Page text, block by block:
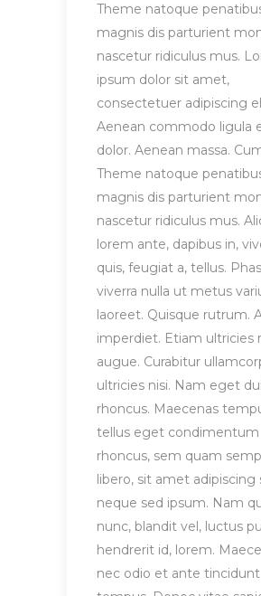
Theme natoque
magnis dis parturient
nascetur ridiculus mus.
ipsum dolor sit amet,
consectetuer adipiscing
Aenean commodo ligula
dolor. Aenean massa.
Theme natoque
magnis dis parturient
nascetur ridiculus mus.
lorem ante, dapibus in,
quis, feugiat a, tellus.
viverra nulla ut metus
laoreet. Quisque rutrum.
imperdiet. Etiam ultricies
augue. Curabitur
ultricies nisi. Nam eget
rhoncus. Maecenas
tellus eget condimentum
rhoncus, sem quam
libero, sit amet adipiscing
neque sed ipsum. Nam
nunc, blandit vel, luctus
hendrerit id, lorem.
nec odio et ante tincidunt